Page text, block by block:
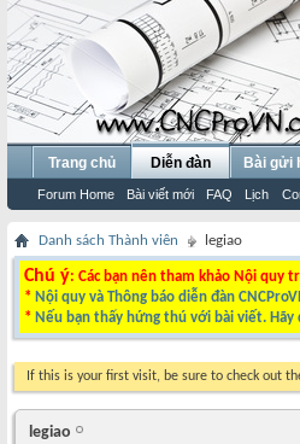
Trang chủ Diễn đàn
Forum Home Bài viết mới FAQ Lịch
Bài gửi
Danh sách Thành viên legiao
Chú ý: Các bạn nên tham khảo Nội quy
* Nội quy và Thông báo diễn đàn
* Nếu bạn thấy hứng thú với bài viết. Hãy
If this is your first visit, be sure to check out
legiao